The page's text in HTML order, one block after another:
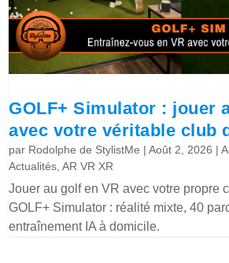
GOLF+ Simulator : jouer
avec votre véritable club
par Rodolphe de StylistMe |Août 2, 2026 |
Actualités ,AR VR XR
Jouer au golf en VR avec votre propre
GOLF+ Simulator : réalité mixte, 40
entraînement IA à domicile.